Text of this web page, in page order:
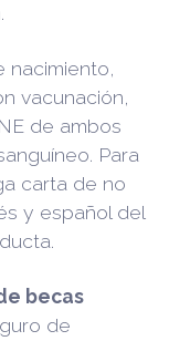
vacunación,
de ambos
Para
carta de no
y español del
becas
de